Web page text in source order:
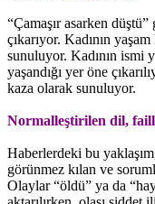
“Çamaşır asarken
çıkarıyor. Kadının
sunuluyor. Kadının ismi
yaşandığı yer öne
kaza olarak sunuluyor.
Normalleştirilen dil,
Haberlerdeki bu
görünmez kılan ve
Olaylar “öldü” ya da